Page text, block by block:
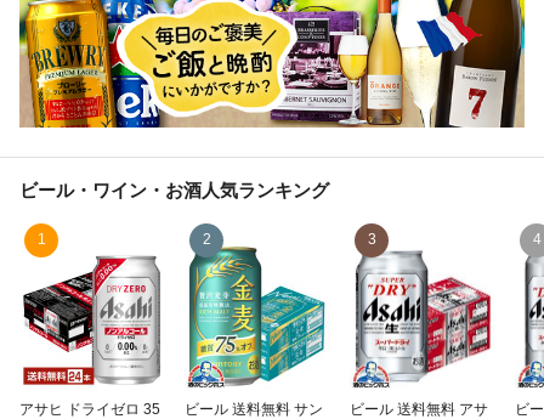
ビール・ワイン・お酒人気ランキング
1
アサヒ ドライゼロ 35
2
ビール 送料無料 サン
3
ビール 送料無料 アサ
4
ビ